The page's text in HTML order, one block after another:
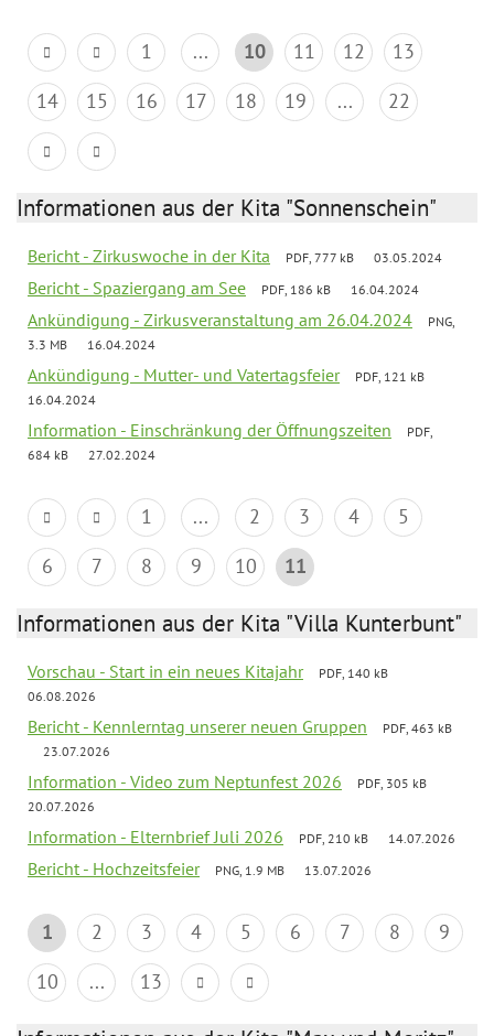
1 ... 10 11 12
13
14
15 16 17 18 19 ... 22
Informationen aus der Kita "Sonnenschein"
Bericht - Zirkuswoche in der Kita PDF, 777 kB 03.05.2024
Bericht - Spaziergang am See PDF, 186 kB 16.04.2024
Ankündigung - Zirkusveranstaltung am 26.04.2024
PNG,
3.3 MB
16.04.2024
Ankündigung - Mutter- und Vatertagsfeier
PDF, 121 kB
16.04.2024
Information - Einschränkung der Öffnungszeiten
PDF,
684 kB
27.02.2024
1 ... 2 3 4
5
6
7 8 9 10 11
Informationen aus der Kita "Villa Kunterbunt"
Vorschau - Start in ein neues Kitajahr
PDF, 140 kB
06.08.2026
Bericht - Kennlerntag unserer neuen Gruppen
PDF, 463 kB
23.07.2026
Information - Video zum Neptunfest 2026
PDF, 305 kB
20.07.2026
Information - Elternbrief Juli 2026 PDF, 210 kB 14.07.2026
Bericht - Hochzeitsfeier PNG, 1.9 MB 13.07.2026
1 2 3 4 5 6 7 8
9
10
... 13